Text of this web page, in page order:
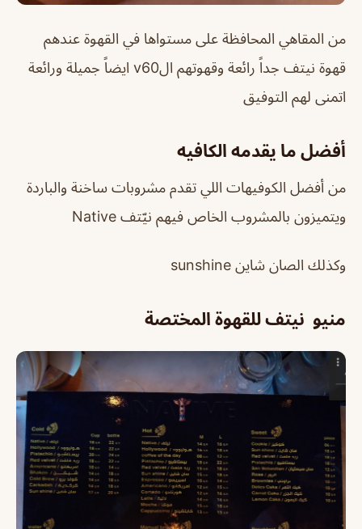
من المقاهي المحافظة على مستواها في القهوة عندهم
قهوة نيتف جداً رائعة وقهوتهم الv60 ايضاً جميلة ورائعة
اتمنى لهم التوفيق
أفضل ما يقدمه الكافيه
من أفضل الكوفيهات اللي تقدم مشروبات ساخنة والباردة
ويتميزون بالمشروب الخاص فيهم نيّتف Native
وكذلك الصان شاين sunshine
منيو نيتف للقهوة المختصة